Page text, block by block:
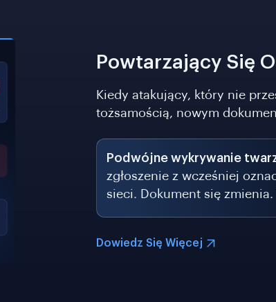
Powtarzający Się
Kiedy atakujący, który nie
tożsamością, nowym
Podwójne wykrywanie
zgłoszenie z wcześniej
sieci. Dokument się
Dowiedz Się Więcej